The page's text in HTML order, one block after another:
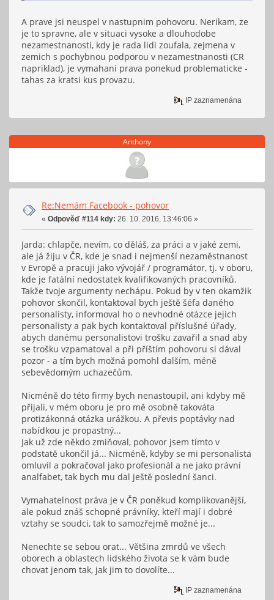
A prave jsi neuspel v nastupnim pohovoru. Nerikam, ze
je to spravne, ale v situaci vysoke a dlouhodobe
nezamestnanosti, kdy je rada lidi zoufala, zejmena v
zemich s pochybnou podporou v nezamestnanosti (CR
napriklad), je vymahani prava ponekud problematicke -
tahas za kratsi kus provazu.
IP zaznamenána
Anthony
Re:Nemám Facebook - pohovor
« Odpověď #114 kdy: 26. 10. 2016, 13:46:06 »
Jarda: chlapče, nevím, co děláš, za práci a v jaké zemi,
ale já žiju v ČR, kde je snad i nejmenší nezaměstnanost
v Evropě a pracuji jako vývojář / programátor, tj. v oboru,
kde je fatální nedostatek kvalifikovaných pracovníků.
Takže tvoje argumenty nechápu. Pokud by v ten okamžik
pohovor skončil, kontaktoval bych ještě šéfa daného
personalisty, informoval ho o nevhodné otázce jejich
personalisty a pak bych kontaktoval příslušné úřady,
abych danému personalistovi trošku zavařil a snad aby
se trošku vzpamatoval a při příštím pohovoru si dával
pozor - a tím bych možná pomohl dalším, méně
sebevědomým uchazečům.
Nicméně do této firmy bych nenastoupil, ani kdyby mě
přijali, v mém oboru je pro mě osobně takováta
protizákonná otázka urážkou. A převis poptávky nad
nabídkou je propastný...
Jak už zde někdo zmiňoval, pohovor jsem tímto v
podstatě ukončil já... Nicméně, kdyby se mi personalista
omluvil a pokračoval jako profesionál a ne jako právní
analfabet, tak bych mu dal ještě poslední šanci.
Vymahatelnost práva je v ČR poněkud komplikovanější,
ale pokud znáš schopné právníky, kteří mají i dobré
vztahy se soudci, tak to samozřejmě možné je...
Nenechte se sebou orat... Většina zmrdů ve všech
oborech a oblastech lidského života se k vám bude
chovat jenom tak, jak jim to dovolíte...
IP zaznamenána